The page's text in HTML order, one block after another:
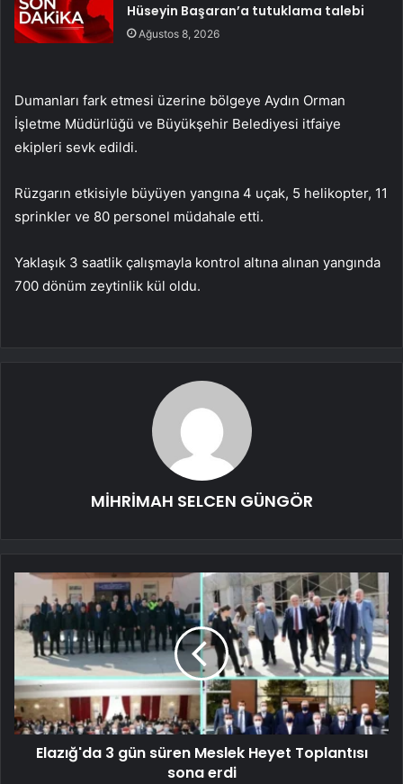
Hüseyin Başaran’a tutuklama talebi
Ağustos 8, 2026
Dumanları fark etmesi üzerine bölgeye Aydın Orman
İşletme Müdürlüğü ve Büyükşehir Belediyesi itfaiye
ekipleri sevk edildi.
Rüzgarın etkisiyle büyüyen yangına 4 uçak, 5 helikopter, 11
sprinkler ve 80 personel müdahale etti.
Yaklaşık 3 saatlik çalışmayla kontrol altına alınan yangında
700 dönüm zeytinlik kül oldu.
MİHRİMAH SELCEN GÜNGÖR
Elazığ'da 3 gün süren Meslek Heyet Toplantısı
sona erdi